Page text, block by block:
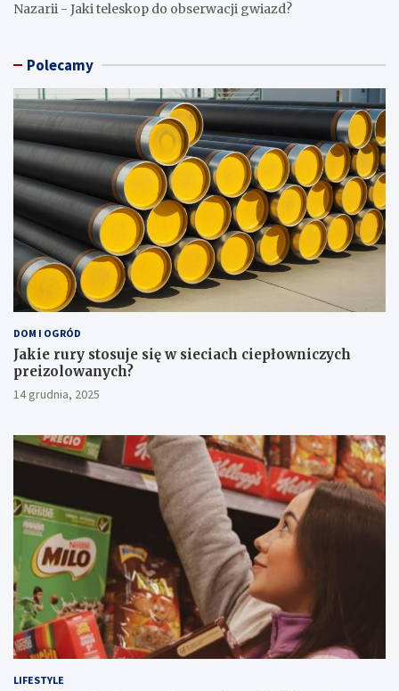
Nazarii - Jaki teleskop do obserwacji gwiazd?
Polecamy
DOM I OGRÓD
Jakie rury stosuje się w sieciach ciepłowniczych
preizolowanych?
14 grudnia, 2025
LIFESTYLE